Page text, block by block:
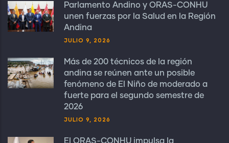
Parlamento Andino y ORAS-CONHU
unen fuerzas por la Salud en la Región
Andina
JULIO 9, 2026
Más de 200 técnicos de la región
andina se reúnen ante un posible
fenómeno de El Niño de moderado a
fuerte para el segundo semestre de
2026
JULIO 9, 2026
El ORAS-CONHU impulsa la